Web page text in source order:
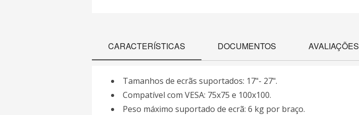
CARACTERÍSTICAS DOCUMENTOS AVALIAÇÕES
Tamanhos de ecrãs suportados: 17"- 27".
Compatível com VESA: 75x75 e 100x100.
Peso máximo suportado de ecrã: 6 kg por braço.